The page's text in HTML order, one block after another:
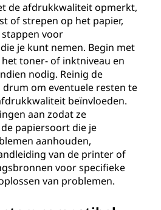
de afdrukkwaliteit opmerkt,
of strepen op het papier,
voor
je kunt nemen. Begin met
toner- of inktniveau en
nodig. Reinig de
om eventuele resten te
beïnvloeden.
aan zodat ze
papiersoort die je
aanhouden,
van de printer of
voor specifieke
van problemen.